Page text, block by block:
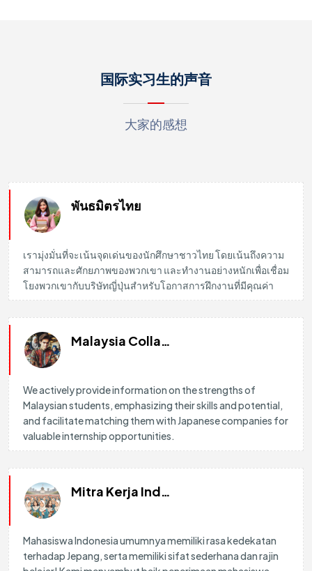
国际实习生的声音
大家的感想
พันธมิตรไทย
เรามุ่งมั่นที่จะเน้นจุดเด่นของนักศึกษาชาวไทย โดยเน้นถึงความ
สามารถและศักยภาพของพวกเขา และทำงานอย่างหนักเพื่อเชื่อม
โยงพวกเขากับบริษัทญี่ปุ่นสำหรับโอกาสการฝึกงานที่มีคุณค่า
Malaysia Collaboration Partner
We actively provide information on the strengths of
Malaysian students, emphasizing their skills and potential,
and facilitate matching them with Japanese companies for
valuable internship opportunities.
Mitra Kerja Indonesia
Mahasiswa Indonesia umumnya memiliki rasa kedekatan
terhadap Jepang, serta memiliki sifat sederhana dan rajin